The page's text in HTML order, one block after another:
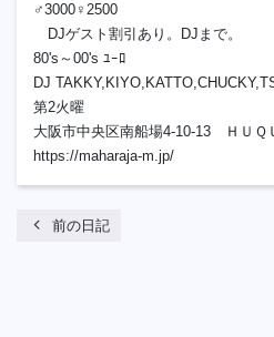
♂3000♀2500
DJゲスト割引あり。DJまで。
80's～00's ﾕｰﾛ
DJ
第2火曜
大阪市中央区南船場4-10-13 ＨＵＱ
https://maharaja-m.jp/
chevron_left 前の日記